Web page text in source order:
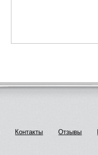
Контакты Отзывы